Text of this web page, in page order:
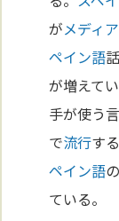
がメディア
ペイン語
が増えて
手が使う
で流行す
ペイン語
ている。